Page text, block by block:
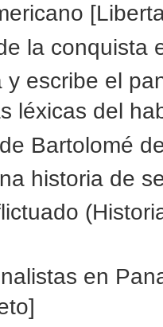
la conquista
y escribe el
léxicas del
Bartolomé
historia de
en